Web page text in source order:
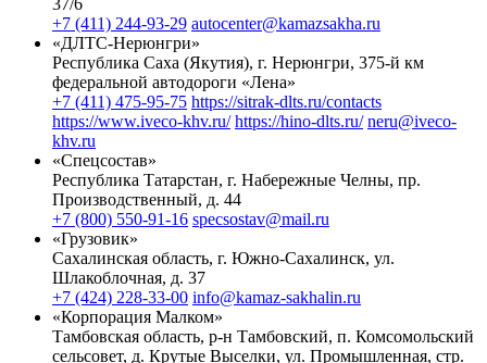
+7 (411) 244-93-29 autocenter@kamazsakha.ru
«ДЛТС-Нерюнгри»
Республика Саха (Якутия), г. Нерюнгри, 375-й км
федеральной автодороги «Лена»
+7 (411) 475-95-75 https://sitrak-dlts.ru/contacts
https://www.iveco-khv.ru/ https://hino-dlts.ru/ neru@iveco-
khv.ru
«Спецсостав»
Республика Татарстан, г. Набережные Челны, пр.
Производственный, д. 44
+7 (800) 550-91-16 specsostav@mail.ru
«Грузовик»
Сахалинская область, г. Южно-Сахалинск, ул.
Шлакоблочная, д. 37
+7 (424) 228-33-00 info@kamaz-sakhalin.ru
«Корпорация Малком»
Тамбовская область, р-н Тамбовский, п. Комсомольский
сельсовет, д. Крутые Выселки, ул. Промышленная, стр.